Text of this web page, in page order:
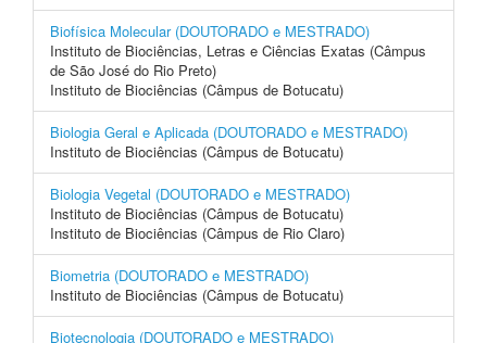
Biofísica Molecular (DOUTORADO e MESTRADO)
Instituto de Biociências, Letras e Ciências Exatas (Câmpus
de São José do Rio Preto)
Instituto de Biociências (Câmpus de Botucatu)
Biologia Geral e Aplicada (DOUTORADO e MESTRADO)
Instituto de Biociências (Câmpus de Botucatu)
Biologia Vegetal (DOUTORADO e MESTRADO)
Instituto de Biociências (Câmpus de Botucatu)
Instituto de Biociências (Câmpus de Rio Claro)
Biometria (DOUTORADO e MESTRADO)
Instituto de Biociências (Câmpus de Botucatu)
Biotecnologia (DOUTORADO e MESTRADO)